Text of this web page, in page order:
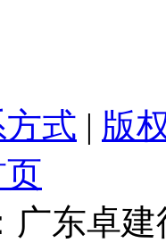
式 | 版
广东卓